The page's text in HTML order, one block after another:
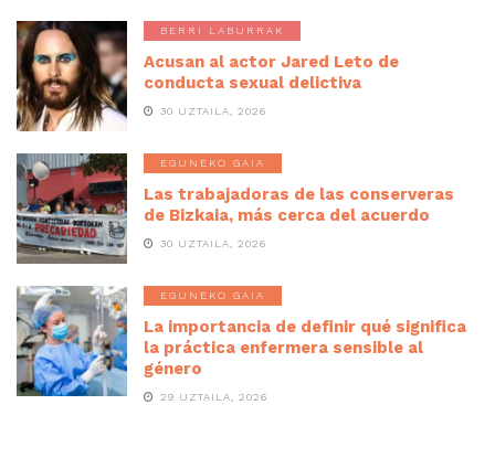
BERRI LABURRAK
Acusan al actor Jared Leto de
conducta sexual delictiva
30 UZTAILA, 2026
EGUNEKO GAIA
Las trabajadoras de las conserveras
de Bizkaia, más cerca del acuerdo
30 UZTAILA, 2026
EGUNEKO GAIA
La importancia de definir qué significa
la práctica enfermera sensible al
género
29 UZTAILA, 2026